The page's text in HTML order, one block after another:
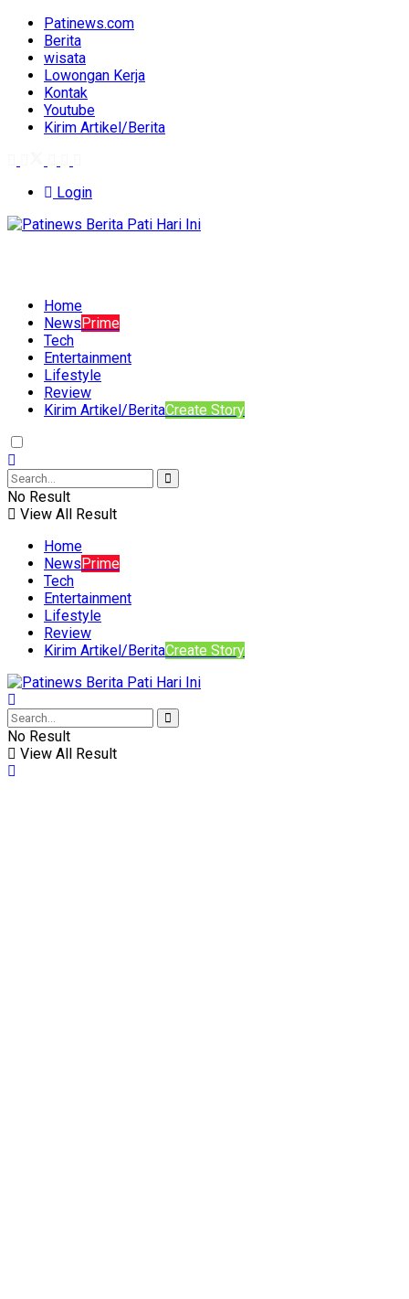
Patinews.com
Berita
wisata
Lowongan Kerja
Kontak
Youtube
Kirim Artikel/Berita
Login
Home
NewsPrime
Tech
Entertainment
Lifestyle
Review
Kirim Artikel/BeritaCreate Story
No Result
View All Result
Home
NewsPrime
Tech
Entertainment
Lifestyle
Review
Kirim Artikel/BeritaCreate Story
No Result
View All Result